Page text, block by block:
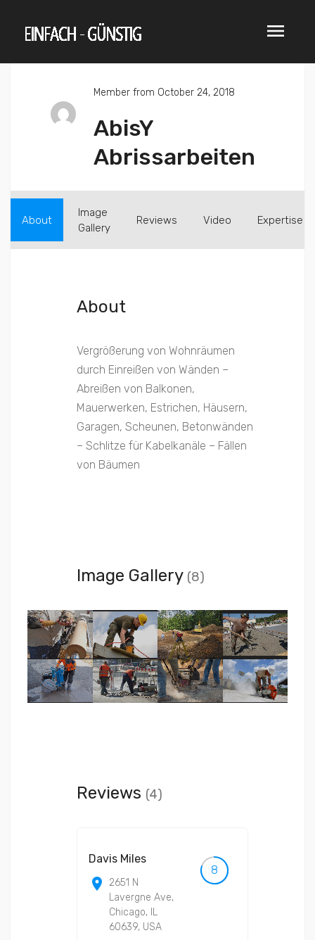
menu
Member from October 24, 2018
AbisY
Abrissarbeiten
About
Image
Gallery
Reviews Video Expertise
About
Vergrößerung von Wohnräumen
durch Einreißen von Wänden –
Abreißen von Balkonen,
Mauerwerken, Estrichen, Häusern,
Garagen, Scheunen, Betonwänden
– Schlitze für Kabelkanäle – Fällen
von Bäumen
Image Gallery (8)
Reviews (4)
Davis Miles
room
2651 N
Lavergne Ave,
Chicago, IL
60639, USA
8